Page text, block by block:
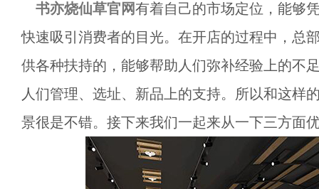
书亦烧仙草官网有着自己的市场定位，能够
快速吸引消费者的目光。在开店的过程中，总
供各种扶持的，能够帮助人们弥补经验上的不
人们管理、选址、新品上的支持。所以和这样
景很是不错。接下来我们一起来从一下三方面